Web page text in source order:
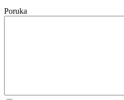
Poruka